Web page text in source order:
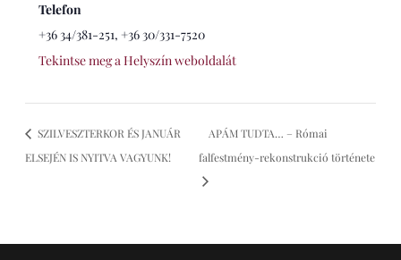
Telefon
+36 34/381-251, +36 30/331-7520
Tekintse meg a Helyszín weboldalát
SZILVESZTERKOR ÉS JANUÁR
ELSEJÉN IS NYITVA VAGYUNK!
APÁM TUDTA… – Római
falfestmény-rekonstrukció története